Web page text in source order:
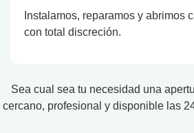
Instalamos, reparamos y abrimos
con total discreción.
Sea cual sea tu necesidad una
cercano, profesional y disponible las